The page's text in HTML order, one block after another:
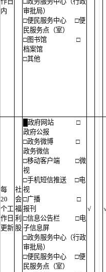
内
审批局）
□便民服务中心
□便
民服务点（室）
□图书馆
□
档案馆
□其他
每
20
个工
作日
更新
社
会
福
利
股
█政府网站
□
政府公报
□政务微博
□
政务微信
□移动客户端
□微
视
□手机短信推送
□电
视
□广播
□
报刊
□信息公告栏
□电
子信息屏
□政务服务中心（行政
审批局）
□便民服务中心
□便
民服务点（室）
√